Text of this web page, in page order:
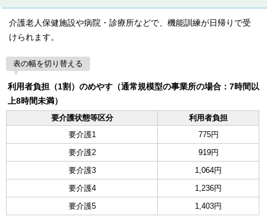
介護老人保健施設や病院・診療所などで、機能訓練が日帰りで受
けられます。
表の幅を切り替える
利用者負担（1割）のめやす（通常規模型の事業所の場合：7時間以
上8時間未満）
要介護状態等区分
利用者負担
要介護1
775円
要介護2
919円
要介護3
1,064円
要介護4
1,236円
要介護5
1,403円